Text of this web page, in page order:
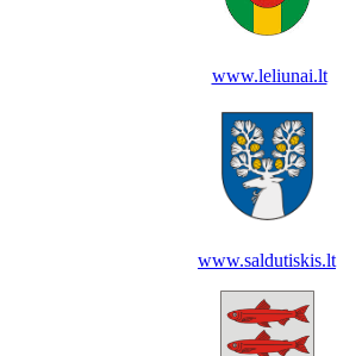
www.leliunai.lt
www.saldutiskis.lt